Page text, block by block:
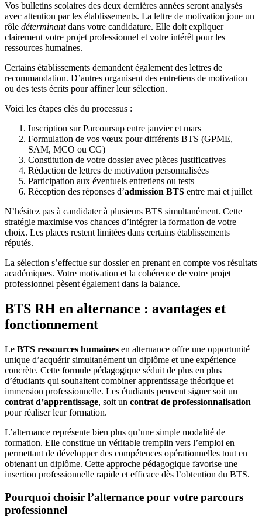
Vos bulletins scolaires des deux dernières années seront analysés
avec attention par les établissements. La lettre de motivation joue un
rôle déterminantdans votre candidature. Elle doit expliquer
clairement votre projet professionnel et votre intérêt pour les
ressources humaines.
Certains établissements demandent également des lettres de
recommandation. D’autres organisent des entretiens de motivation
ou des tests écrits pour affiner leur sélection.
Voici les étapes clés du processus :
Inscription sur Parcoursup entre janvier et mars
Formulation de vos vœux pour différents BTS (GPME,
SAM, MCO ou CG)
Constitution de votre dossier avec pièces justificatives
Rédaction de lettres de motivation personnalisées
Participation aux éventuels entretiens ou tests
Réception des réponses d’admission BTS entre mai et juillet
N’hésitez pas à candidater à plusieurs BTS simultanément. Cette
stratégie maximise vos chances d’intégrer la formation de votre
choix. Les places restent limitées dans certains établissements
réputés.
La sélection s’effectue sur dossier en prenant en compte vos résultats
académiques. Votre motivation et la cohérence de votre projet
professionnel pèsent également dans la balance.
BTS RH en alternance : avantages et
fonctionnement
Le BTS ressources humaines en alternance offre une opportunité
unique d’acquérir simultanément un diplôme et une expérience
concrète. Cette formule pédagogique séduit de plus en plus
d’étudiants qui souhaitent combiner apprentissage théorique et
immersion professionnelle. Les étudiants peuvent signer soit un
contrat d’apprentissage, soit un contrat de professionnalisation
pour réaliser leur formation.
L’alternance représente bien plus qu’une simple modalité de
formation. Elle constitue un véritable tremplin vers l’emploi en
permettant de développer des compétences opérationnelles tout en
obtenant un diplôme. Cette approche pédagogique favorise une
insertion professionnelle rapide et efficace dès l’obtention du BTS.
Pourquoi choisir l’alternance pour votre parcours
professionnel